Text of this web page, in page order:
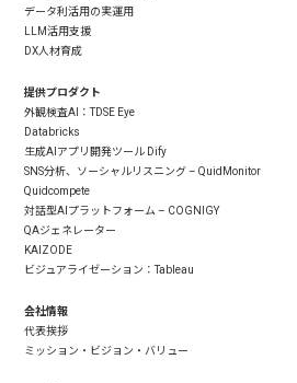
データ利活用の実運用
LLM活用支援
DX人材育成
提供プロダクト
外観検査AI：TDSE Eye
Databricks
生成AIアプリ開発ツール Dify
SNS分析、ソーシャルリスニング – QuidMonitor
Quidcompete
対話型AIプラットフォーム – COGNIGY
QAジェネレーター
KAIZODE
ビジュアライゼーション：Tableau
会社情報
代表挨拶
ミッション・ビジョン・バリュー